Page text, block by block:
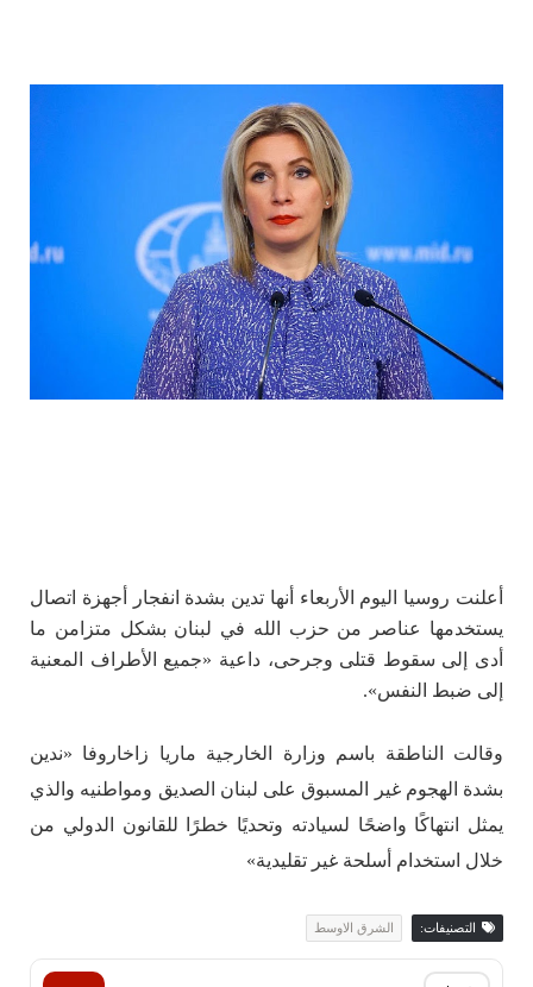
أعلنت روسيا اليوم الأربعاء أنها تدين بشدة انفجار أجهزة اتصال
يستخدمها عناصر من حزب الله في لبنان بشكل متزامن ما
أدى إلى سقوط قتلى وجرحى، داعية «جميع الأطراف المعنية
إلى ضبط النفس».
وقالت الناطقة باسم وزارة الخارجية ماريا زاخاروفا «ندين
بشدة الهجوم غير المسبوق على لبنان الصديق ومواطنيه والذي
يمثل انتهاكًا واضحًا لسيادته وتحديًا خطرًا للقانون الدولي من
خلال استخدام أسلحة غير تقليدية»
التصنيفات: الشرق الاوسط